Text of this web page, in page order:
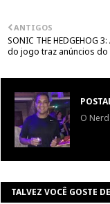
ANTIGOS
SONIC THE HEDGEHOG
do jogo traz anúncios do
O
TALVEZ VOCÊ GOSTE